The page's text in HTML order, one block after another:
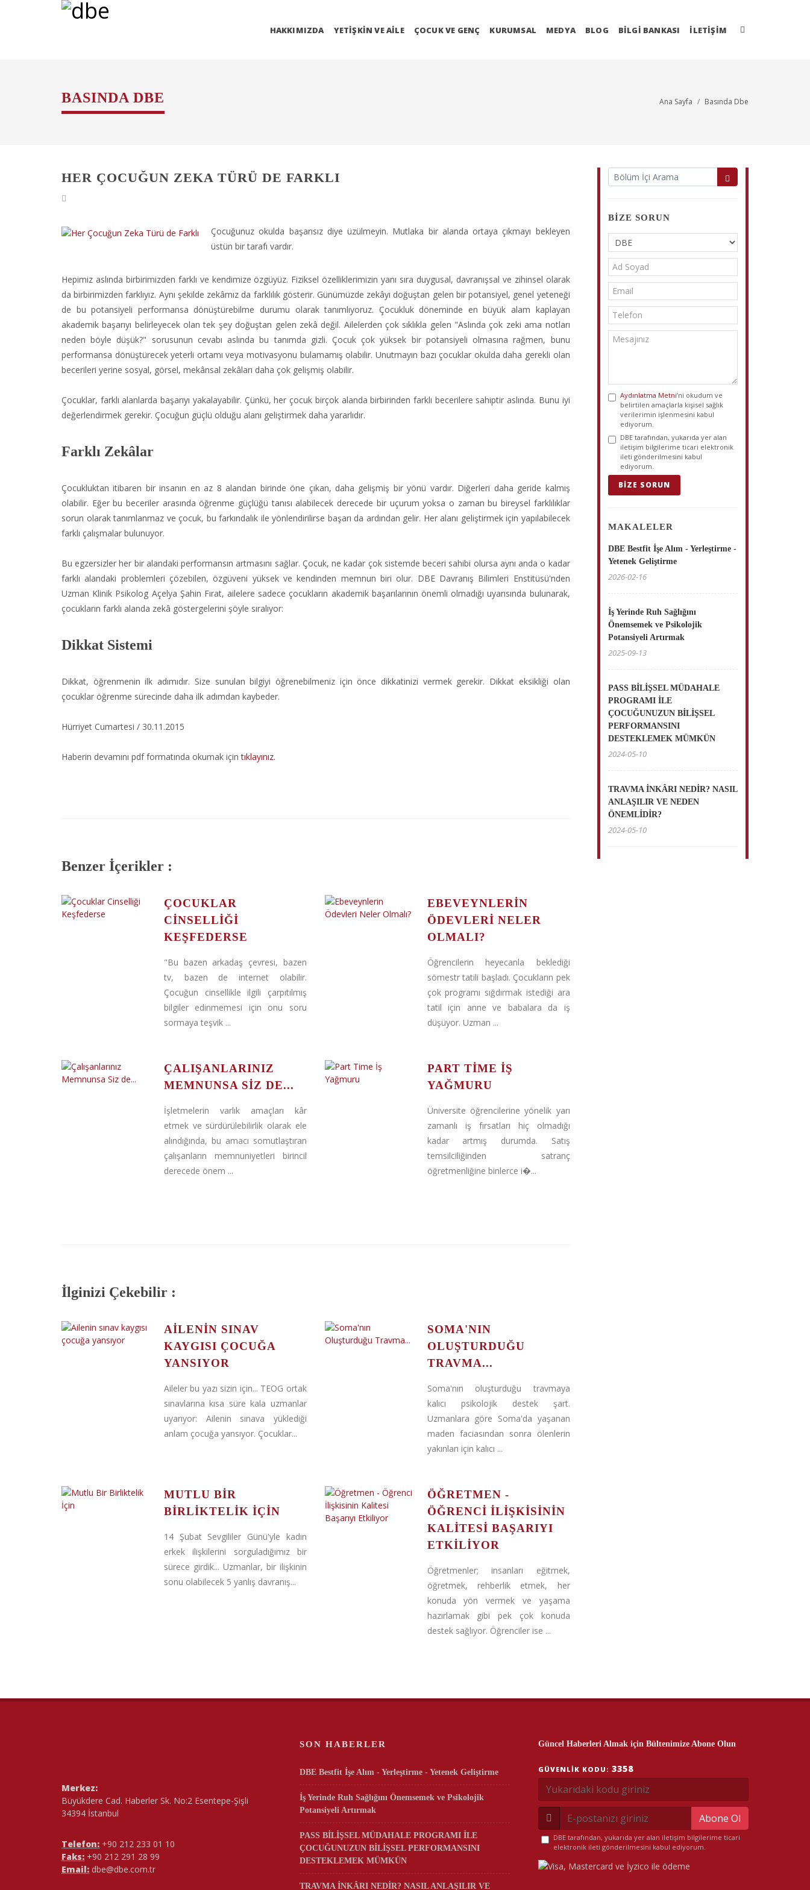
HAKKIMIZDA YETIŞKIN VE AILE ÇOCUK VE GENÇ KURUMSAL MEDYA BLOG BİLGİ BANKASI İLETIŞIM
BASINDA DBE Ana Sayfa Basında Dbe
HER ÇOCUĞUN ZEKA TÜRÜ DE FARKLI
Çocuğunuz okulda başarısız diye üzülmeyin. Mutlaka bir alanda ortaya çıkmayı bekleyen
üstün bir tarafı vardır.
Hepimiz aslında birbirimizden farklı ve kendimize özgüyüz. Fiziksel özelliklerimizin yanı sıra duygusal, davranışsal ve zihinsel olarak
da birbirimizden farklıyız. Aynı şekilde zekâmız da farklılık gösterir. Günümüzde zekâyı doğuştan gelen bir potansiyel, genel yeteneği
de bu potansiyeli performansa dönüştürebilme durumu olarak tanımlıyoruz. Çocukluk döneminde en büyük alam kaplayan
akademik başarıyı belirleyecek olan tek şey doğuştan gelen zekâ değil. Ailelerden çok sıklıkla gelen "Aslında çok zeki ama notları
neden böyle düşük?" sorusunun cevabı aslında bu tanımda gizli. Çocuk çok yüksek bir potansiyeli olmasına rağmen, bunu
performansa dönüştürecek yeterli ortamı veya motivasyonu bulamamış olabilir. Unutmayın bazı çocuklar okulda daha gerekli olan
becerileri yerine sosyal, görsel, mekânsal zekâları daha çok gelişmiş olabilir.
Çocuklar, farklı alanlarda başarıyı yakalayabilir. Çünkü, her çocuk birçok alanda birbirinden farklı becerilere sahiptir aslında. Bunu iyi
değerlendirmek gerekir. Çocuğun güçlü olduğu alanı geliştirmek daha yararlıdır.
Farklı Zekâlar
Çocukluktan itibaren bir insanın en az 8 alandan birinde öne çıkan, daha gelişmiş bir yönü vardır. Diğerleri daha geride kalmış
olabilir. Eğer bu beceriler arasında öğrenme güçlüğü tanısı alabilecek derecede bir uçurum yoksa o zaman bu bireysel farklılıklar
sorun olarak tanımlanmaz ve çocuk, bu farkındalık ile yönlendirilirse başarı da ardından gelir. Her alanı geliştirmek için yapılabilecek
farklı çalışmalar bulunuyor.
Bu egzersizler her bir alandaki performansın artmasını sağlar. Çocuk, ne kadar çok sistemde beceri sahibi olursa aynı anda o kadar
farklı alandaki problemleri çözebilen, özgüveni yüksek ve kendinden memnun biri olur. DBE Davranış Bilimleri Enstitüsü'nden
Uzman Klinik Psikolog Açelya Şahin Fırat, ailelere sadece çocukların akademik başarılarının önemli olmadığı uyarısında bulunarak,
çocukların farklı alanda zekâ göstergelerini şöyle sıralıyor:
Dikkat Sistemi
Dikkat, öğrenmenin ilk adımıdır. Size sunulan bilgiyi öğrenebilmeniz için önce dikkatinizi vermek gerekir. Dikkat eksikliği olan
çocuklar öğrenme sürecinde daha ilk adımdan kaybeder.
Hürriyet Cumartesi / 30.11.2015
Haberin devamını pdf formatında okumak içintıklayınız.
Benzer İçerikler :
ÇOCUKLAR
CINSELLIĞI
KEŞFEDERSE
"Bu bazen arkadaş çevresi, bazen
tv, bazen de internet olabilir.
Çocuğun cinsellikle ilgili çarpıtılmış
bilgiler edinmemesi için onu soru
sormaya teşvik ...
EBEVEYNLERIN
ÖDEVLERI NELER
OLMALI?
Öğrencilerin heyecanla beklediği
sömestr tatili başladı. Çocukların pek
çok programı sığdırmak istediği ara
tatil için anne ve babalara da iş
düşüyor. Uzman ...
ÇALIŞANLARINIZ
MEMNUNSA SIZ DE...
İşletmelerin varlık amaçları kâr
etmek ve sürdürülebilirlik olarak ele
alındığında, bu amacı somutlaştıran
çalışanların memnuniyetleri birincil
derecede önem ...
PART TIME İŞ
YAĞMURU
Üniversite öğrencilerine yönelik yarı
zamanlı iş fırsatları hiç olmadığı
kadar artmış durumda. Satış
temsilciliğinden satranç
öğretmenliğine binlerce i�...
İlginizi Çekebilir :
AILENIN SINAV
KAYGISI ÇOCUĞA
YANSIYOR
Aileler bu yazı sizin için... TEOG ortak
sınavlarına kısa süre kala uzmanlar
uyarıyor: Ailenin sınava yüklediği
anlam çocuğa yansıyor. Çocuklar...
SOMA'NIN
OLUŞTURDUĞU
TRAVMA...
Soma'nın oluşturduğu travmaya
kalıcı psikolojik destek şart.
Uzmanlara göre Soma'da yaşanan
maden faciasından sonra ölenlerin
yakınları için kalıcı ...
MUTLU BIR
BIRLIKTELIK İÇIN
14 Şubat Sevgililer Günü'yle kadın
erkek ilişkilerini sorguladığımız bir
sürece girdik... Uzmanlar, bir ilişkinin
sonu olabilecek 5 yanlış davranış...
ÖĞRETMEN -
ÖĞRENCI İLIŞKISININ
KALITESI BAŞARIYI
ETKILIYOR
Öğretmenler; insanları eğitmek,
öğretmek, rehberlik etmek, her
konuda yön vermek ve yaşama
hazırlamak gibi pek çok konuda
destek sağlıyor. Öğrenciler ise ...
BIZE SORUN
Aydınlatma Metni’ni okudum ve
belirtilen amaçlarla kişisel sağlık
verilerimin işlenmesini kabul
ediyorum.
DBE tarafından, yukarıda yer alan
iletişim bilgilerime ticari elektronik
ileti gönderilmesini kabul
ediyorum.
BIZE SORUN
MAKALELER
DBE Bestfit İşe Alım - Yerleştirme -
Yetenek Geliştirme
2026-02-16
İş Yerinde Ruh Sağlığını
Önemsemek ve Psikolojik
Potansiyeli Artırmak
2025-09-13
PASS BİLİŞSEL MÜDAHALE
PROGRAMI İLE
ÇOCUĞUNUZUN BİLİŞSEL
PERFORMANSINI
DESTEKLEMEK MÜMKÜN
2024-05-10
TRAVMA İNKÂRI NEDİR? NASIL
ANLAŞILIR VE NEDEN
ÖNEMLİDİR?
2024-05-10
Merkez:
Büyükdere Cad. Haberler Sk. No:2 Esentepe-Şişli
34394 İstanbul
Telefon: +90 212 233 01 10
Faks: +90 212 291 28 99
Email: dbe@dbe.com.tr
SON HABERLER
DBE Bestfit İşe Alım - Yerleştirme - Yetenek Geliştirme
İş Yerinde Ruh Sağlığını Önemsemek ve Psikolojik
Potansiyeli Artırmak
PASS BİLİŞSEL MÜDAHALE PROGRAMI İLE
ÇOCUĞUNUZUN BİLİŞSEL PERFORMANSINI
DESTEKLEMEK MÜMKÜN
TRAVMA İNKÂRI NEDİR? NASIL ANLAŞILIR VE
Güncel Haberleri Almak için Bültenimize Abone Olun
GÜVENLIK KODU: 3358
Abone Ol
DBE tarafından, yukarıda yer alan iletişim bilgilerime ticari
elektronik ileti gönderilmesini kabul ediyorum.